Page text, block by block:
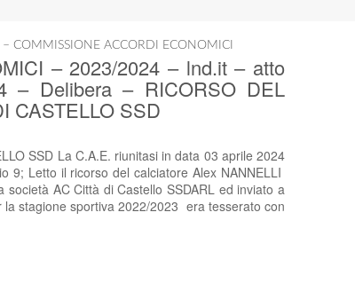
COMMISSIONE ACCORDI ECONOMICI
– 2023/2024 – lnd.it – atto
– Delibera – RICORSO DEL
CASTELLO SSD
SSD La C.A.E. riunitasi in data 03 aprile 2024
9; Letto il ricorso del calciatore Alex NANNELLI
AC Città di Castello SSDARL ed inviato a
stagione sportiva 2022/2023 era tesserato con